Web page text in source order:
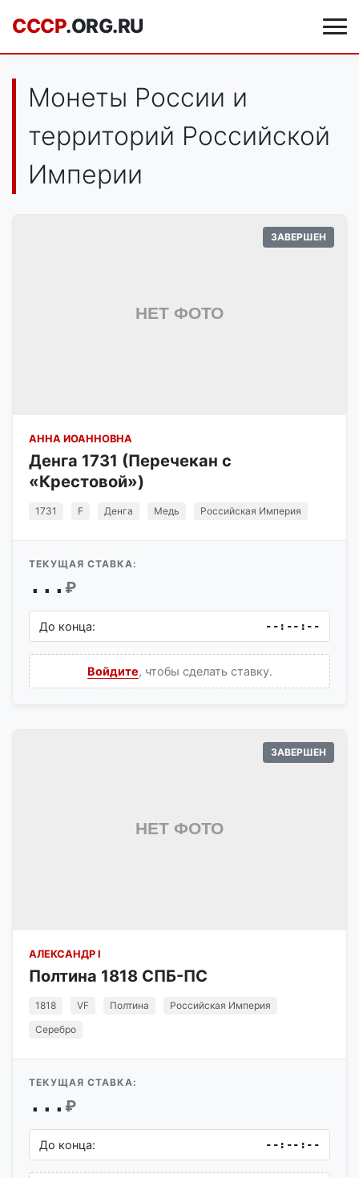
CCCP.ORG.RU
Монеты России и
территорий Российской
Империи
ЗАВЕРШЕН
АННА ИОАННОВНА
Денга 1731 (Перечекан с
«Крестовой»)
1731 F Денга Медь Российская Империя
ТЕКУЩАЯ СТАВКА:
... ₽
До конца: --:--:--
Войдите, чтобы сделать ставку.
ЗАВЕРШЕН
АЛЕКСАНДР I
Полтина 1818 СПБ-ПС
1818 VF Полтина
Российская Империя
Серебро
ТЕКУЩАЯ СТАВКА:
... ₽
До конца: --:--:--